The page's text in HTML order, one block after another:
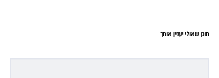
תוכן שאולי יעניין אותך